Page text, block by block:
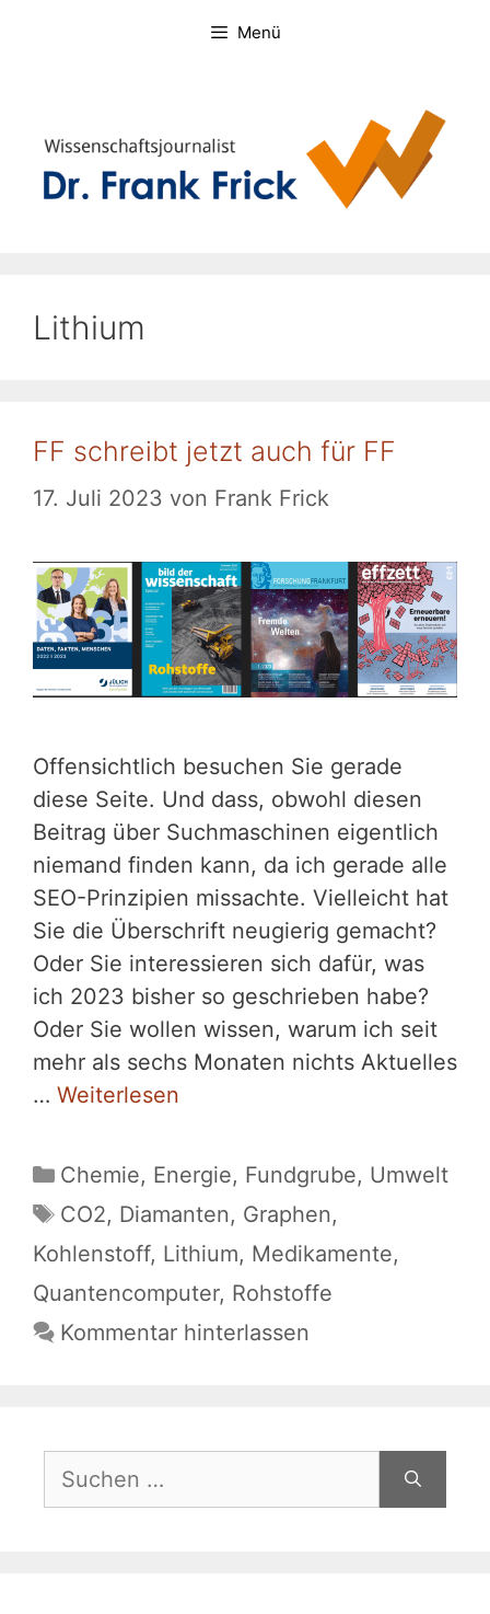
Menü
Lithium
FF schreibt jetzt auch für FF
17. Juli 2023 von Frank Frick
Offensichtlich besuchen Sie gerade
diese Seite. Und dass, obwohl diesen
Beitrag über Suchmaschinen eigentlich
niemand finden kann, da ich gerade alle
SEO-Prinzipien missachte. Vielleicht hat
Sie die Überschrift neugierig gemacht?
Oder Sie interessieren sich dafür, was
ich 2023 bisher so geschrieben habe?
Oder Sie wollen wissen, warum ich seit
mehr als sechs Monaten nichts Aktuelles
… Weiterlesen
Kategorien
Chemie, Energie, Fundgrube, Umwelt
Schlagwörter
CO2, Diamanten, Graphen,
Kohlenstoff, Lithium, Medikamente,
Quantencomputer, Rohstoffe
Kommentar hinterlassen
nach: